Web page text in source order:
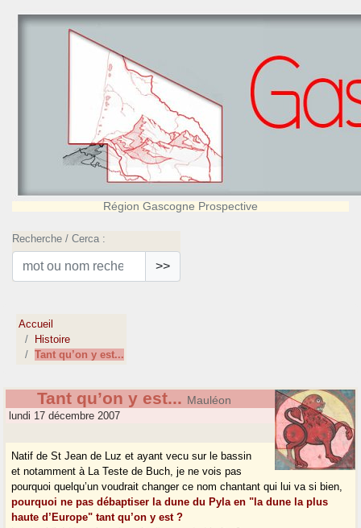
Région Gascogne Prospective
Recherche / Cerca :
>>
Accueil
Histoire
Tant qu’on y est...
Tant qu’on y est... Mauléon
lundi 17 décembre 2007
Natif de St Jean de Luz et ayant vecu sur le bassin
et notamment à La Teste de Buch, je ne vois pas
pourquoi quelqu’un voudrait changer ce nom chantant qui lui va si bien,
pourquoi ne pas débaptiser la dune du Pyla en "la dune la plus
haute d’Europe" tant qu’on y est ?